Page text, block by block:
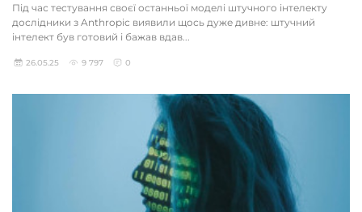
Під час тестування своєї останньої моделі штучного інтелекту
дослідники з Anthropic виявили щось дуже дивне: штучний
інтелект був готовий і бажав вдав...
26.05.25 9 797 0